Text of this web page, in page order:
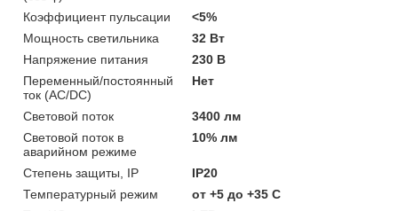
Коэффициент пульсации
<5%
Мощность светильника
32 Вт
Напряжение питания
230 В
Переменный/постоянный
ток (AC/DC)
Нет
Световой поток
3400 лм
Световой поток в
аварийном режиме
10% лм
Степень защиты, IP
IP20
Температурный режим
от +5 до +35 C